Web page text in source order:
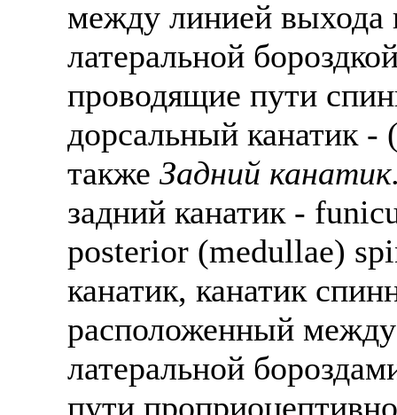
между линией выхода
латеральной
проводящие пути
дорсальный канатик
также Задний
задний канатик -
posterior (medullae)
канатик, канатик
расположенный между
латеральной
пути